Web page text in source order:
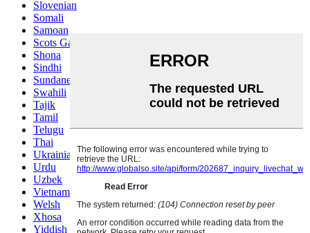
Slovenian
Somali
Samoan
Scots Gaelic
Shona
Sindhi
Sundanese
Swahili
Tajik
Tamil
Telugu
Thai
Ukrainian
Urdu
Uzbek
Vietnamese
Welsh
Xhosa
Yiddish